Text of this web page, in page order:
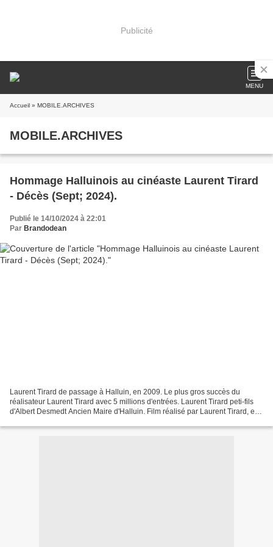
Publicité
MENU
Accueil » MOBILE.ARCHIVES
MOBILE.ARCHIVES
Hommage Halluinois au cinéaste Laurent Tirard
- Décès (Sept; 2024).
Publié le 14/10/2024 à 22:01
Par Brandodean
Laurent Tirard de passage à Halluin, en 2009. Le plus gros succès du
réalisateur Laurent Tirard avec 5 millions d'entrées. Laurent Tirard peti-fils
d'Albert Desmedt Ancien Maire d'Halluin. Film réalisé par Laurent Tirard, en